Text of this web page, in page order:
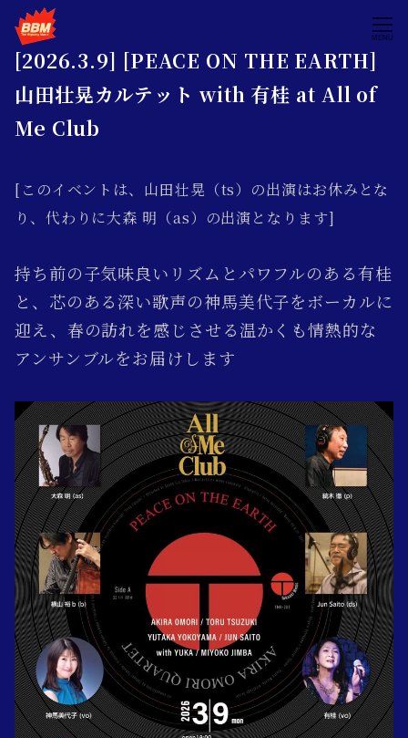
MENU
[2026.3.9] [PEACE ON THE EARTH]
山田壮晃カルテット with 有桂 at All of
Me Club
[このイベントは、山田壮晃（ts）の出演はお休みとな
り、代わりに大森 明（as）の出演となります]
持ち前の子気味良いリズムとパワフルのある有桂
と、芯のある深い歌声の神馬美代子をボーカルに
迎え、春の訪れを感じさせる温かくも情熱的な
アンサンブルをお届けします